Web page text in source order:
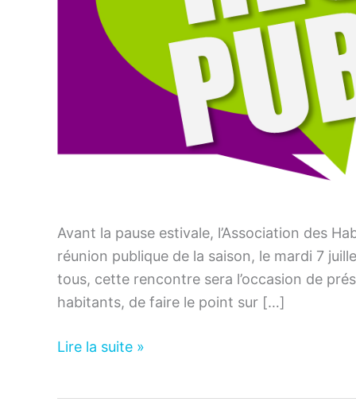
Avant la pause estivale, l’Association des
réunion publique de la saison, le mardi 7
tous, cette rencontre sera l’occasion de
habitants, de faire le point sur […]
Lafourguette
Lire la suite »